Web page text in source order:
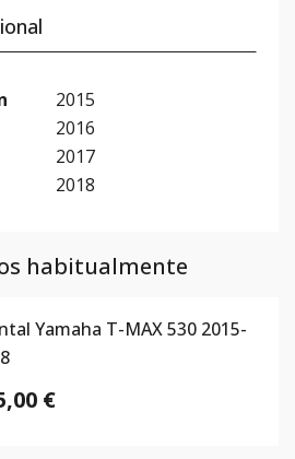
2015
2016
2017
2018
habitualmente
Yamaha T-MAX 530 2015-
€